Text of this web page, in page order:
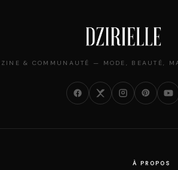
& COMMUNAUTÉ — MODE, BEAUTÉ,
À PROPOS